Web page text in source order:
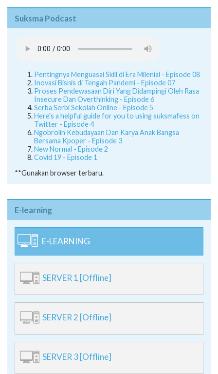
Suksma Podcast
Pentingnya Menguasai Skill di Era Milenial - Episode 08
Inovasi Bisnis di Tengah Pandemi - Episode 07
Proses Pendewasaan Diri Yang Didampingi Oleh Rasa
Insecure Dan Overthinking - Episode 6
Serba Serbi Sekolah Online - Episode 5
Here's a helpful guide for you to using suksmafess on
Twitter - Episode 4
Ngobrolin Kebudayaan Dan Karya Anak Bangsa
Bersama Kpoper - Episode 3
New Normal - Episode 2
Covid 19 - Episode 1
**Gunakan browser terbaru.
E-learning
E-LEARNING
SERVER 1 [Offline]
SERVER 2 [Offline]
SERVER 3 [Offline]